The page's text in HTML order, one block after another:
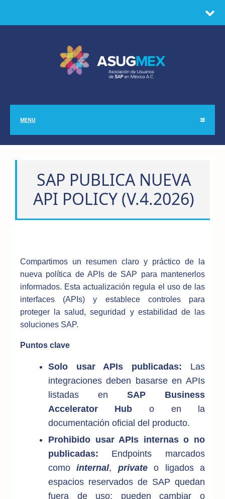
MENU
SAP PUBLICA NUEVA
API POLICY (V.4.2026)
Compartimos un resumen claro y práctico de la
nueva política de APIs de SAP para mantenerlos
informados. Esta actualización regula el uso de las
interfaces (APIs) y establece controles para
proteger la salud, seguridad y estabilidad de las
soluciones SAP.
Puntos clave
Solo usar APIs publicadas: Las
integraciones deben basarse en APIs
listadas en SAP Business
Accelerator Hub o en la
documentación oficial del producto.
Prohibido usar APIs internas o no
publicadas: Endpoints marcados
comointernal, privateo ligados a
espacios reservados de SAP quedan
fuera de uso; pueden cambiar o